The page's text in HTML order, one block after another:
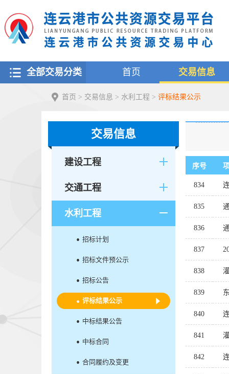
全部交易分类 首页 交易信息
首页 > 交易信息 > 水利工程 > 评标结果公示
交易信息
建设工程
交通工程
水利工程
招标计划
招标文件预公示
招标公告
评标结果公示
中标结果公告
中标合同
合同履约及变更
序号
834
835
836
837
838
839
840
841
842